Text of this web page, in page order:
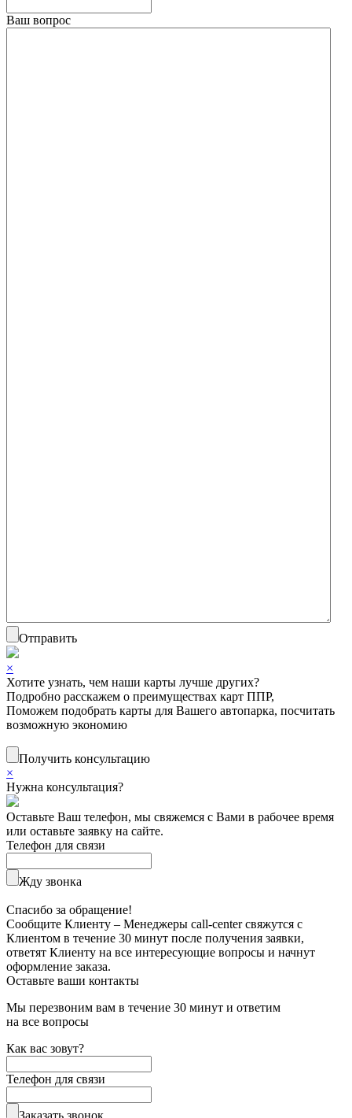
Ваш вопрос
Отправить
×
Хотите узнать, чем наши карты лучше других?
Подробно расскажем о преимуществах карт ППР,
Поможем подобрать карты для Вашего автопарка, посчитать
возможную экономию
Получить консультацию
×
Нужна консультация?
Оставьте Ваш телефон, мы свяжемся с Вами в рабочее время
или оставьте заявку на сайте.
Телефон для связи
Жду звонка
Спасибо за обращение!
Сообщите Клиенту – Менеджеры call-center свяжутся с
Клиентом в течение 30 минут после получения заявки,
ответят Клиенту на все интересующие вопросы и начнут
оформление заказа.
Оставьте ваши контакты
Мы перезвоним вам в течение 30 минут и ответим
на все вопросы
Как вас зовут?
Телефон для связи
Заказать звонок